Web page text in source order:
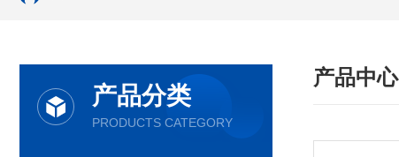
产品分类
PRODUCTS CATEGORY
产品中心